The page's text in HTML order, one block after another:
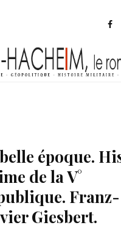
époque.
de la V°
Franz-
Giesbert.